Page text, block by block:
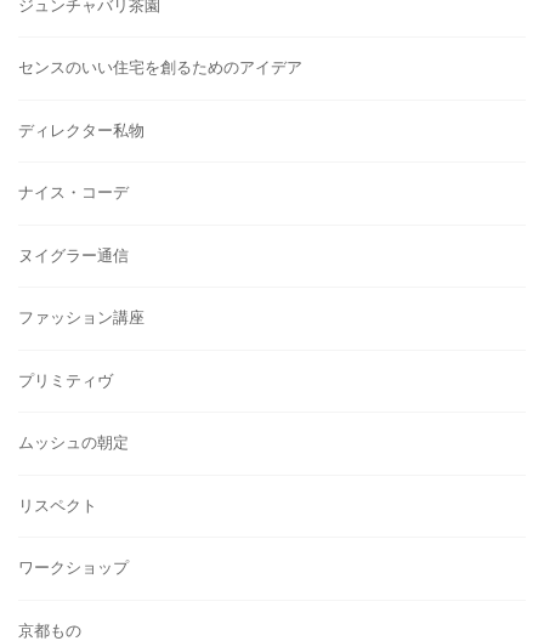
ジュンチャバリ茶園
センスのいい住宅を創るためのアイデア
ディレクター私物
ナイス・コーデ
ヌイグラー通信
ファッション講座
プリミティヴ
ムッシュの朝定
リスペクト
ワークショップ
京都もの